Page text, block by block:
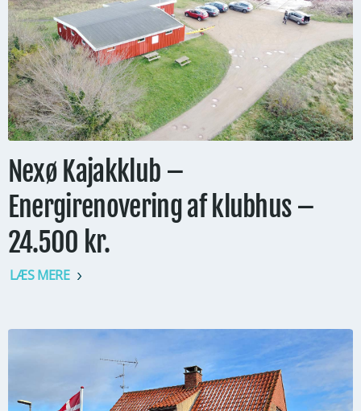
Nexø Kajakklub –
Energirenovering af klubhus –
24.500 kr.
LÆS MERE